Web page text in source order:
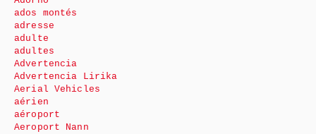
ados montés
adresse
adulte
adultes
Advertencia
Advertencia Lirika
Aerial Vehicles
aérien
aéroport
Aeroport Nann